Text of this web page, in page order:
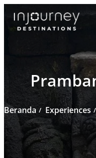
untuk:
Beranda Experiences